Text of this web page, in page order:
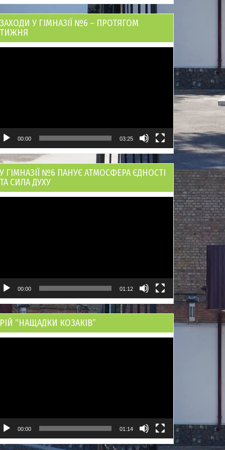
ЗАХОДИ У ГІМНАЗІЇ №6 – ПРОТЯГОМ
ТИЖНЯ
00:00 03:25
У ГІМНАЗІЇ №6 ПАНУЄ АТМОСФЕРА ЄДНОСТІ
ТА СИЛА ДУХУ
00:00 01:12
РІЙ “НАЩАДКИ КОЗАКІВ”
00:00 01:14